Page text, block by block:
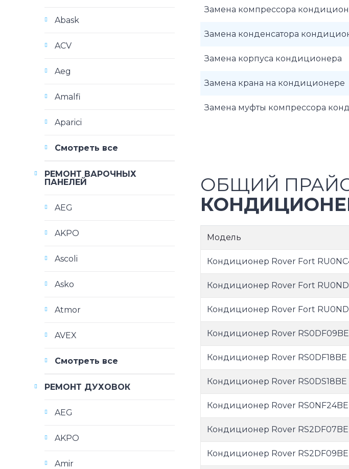
Замена компрессора
Замена конденсатора
Замена корпуса кондиционера
Замена крана на кондиционере
Замена муфты компрессора
ОБЩИЙ
Модель
Кондиционер Rover Fort
Кондиционер Rover Fort
Кондиционер Rover Fort
Кондиционер Rover RS0DF09BE
Кондиционер Rover RS0DF18BE
Кондиционер Rover RS0DS18BE
Кондиционер Rover RS0NF24BE
Кондиционер Rover RS2DF07BE
Кондиционер Rover RS2DF09BE
Abask
ACV
Aeg
Amalfi
Aparici
Смотреть все
РЕМОНТ ВАРОЧНЫХ
ПАНЕЛЕЙ
AEG
AKPO
Ascoli
Asko
Atmor
AVEX
Смотреть все
РЕМОНТ ДУХОВОК
AEG
AKPO
Amir